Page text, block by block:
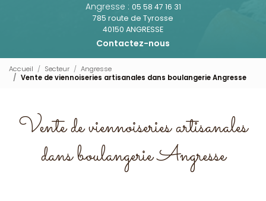
Angresse : 05 58 47 16 31
785 route de Tyrosse
40150 ANGRESSE
Contactez-nous
Accueil Secteur
Angresse
Vente de viennoiseries artisanales dans boulangerie Angresse
Vente de viennoiseries artisanales
dans boulangerie Angresse